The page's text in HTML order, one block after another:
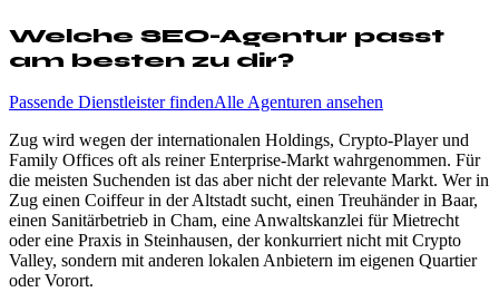
Welche SEO-Agentur passt
am besten zu dir?
Passende Dienstleister findenAlle Agenturen ansehen
Zug wird wegen der internationalen Holdings, Crypto-Player und
Family Offices oft als reiner Enterprise-Markt wahrgenommen. Für
die meisten Suchenden ist das aber nicht der relevante Markt. Wer in
Zug einen Coiffeur in der Altstadt sucht, einen Treuhänder in Baar,
einen Sanitärbetrieb in Cham, eine Anwaltskanzlei für Mietrecht
oder eine Praxis in Steinhausen, der konkurriert nicht mit Crypto
Valley, sondern mit anderen lokalen Anbietern im eigenen Quartier
oder Vorort.